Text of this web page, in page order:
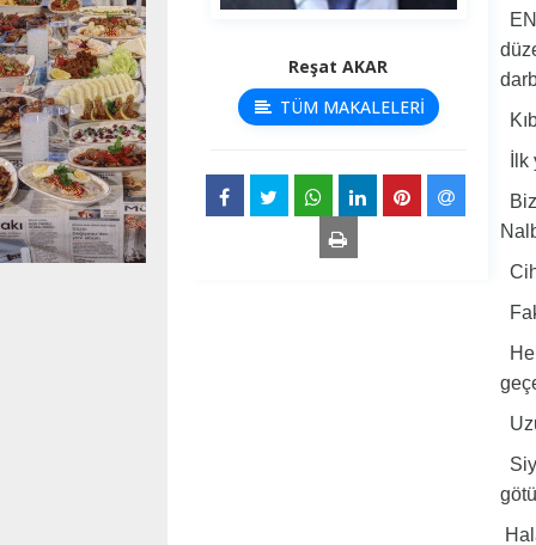
Reşat AKAR
TÜM MAKALELERİ
İlk